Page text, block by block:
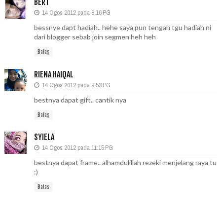
BERT
14 Ogos 2012 pada 8:16 PG
bessnye dapt hadiah.. hehe saya pun tengah tgu hadiah ni
dari blogger sebab join segmen heh heh
Balas
RIENA HAIQAL
14 Ogos 2012 pada 9:53 PG
bestnya dapat gift.. cantik nya
Balas
SYIELA
14 Ogos 2012 pada 11:15 PG
bestnya dapat frame.. alhamdulillah rezeki menjelang raya tu
:)
Balas